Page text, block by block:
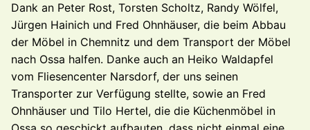
Dank an Peter Rost, Torsten Scholtz, Randy Wölfel,
Jürgen Hainich und Fred Ohnhäuser, die beim Abbau
der Möbel in Chemnitz und dem Transport der Möbel
nach Ossa halfen. Danke auch an Heiko Waldapfel
vom Fliesencenter Narsdorf, der uns seinen
Transporter zur Verfügung stellte, sowie an Fred
Ohnhäuser und Tilo Hertel, die die Küchenmöbel in